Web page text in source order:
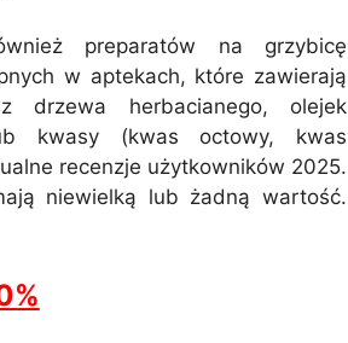
preparatów na grzybicę
w aptekach, które zawierają
drzewa herbacianego, olejek
kwasy (kwas octowy, kwas
recenzje użytkowników 2025.
niewielką lub żadną wartość.